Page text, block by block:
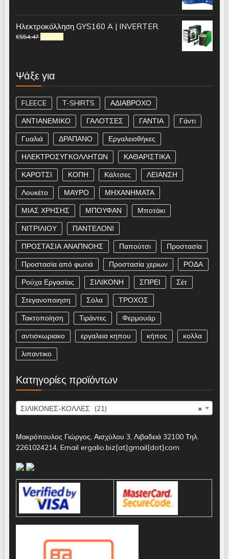
Ηλεκτροκόλληση GYS160 A | INVERTER.
€554.47 €400.00
Ψάξε για
FLEECE T-SHIRTS
ΑΔΙΑΒΡΟΧΟ
ΑΝΤΙΑΝΕΜΙΚΟ
ΓΑΛΟΤΣΕΣ ΓΑΝΤΙΑ
Γάντι
Γυαλιά
ΔΡΑΠΑΝΟ
Εργαλειοθήκες
ΗΛΕΚΤΡΟΣΥΓΚΟΛΛΗΤΩΝ
ΚΑΘΑΡΙΣΤΙΚΑ
ΚΑΡΟΤΣΙ
ΚΟΠΗ Κάλτσες
ΛΕΙΑΝΣΗ
Λουκέτο
ΜΑΥΡΟ
ΜΗΧΑΝΗΜΑΤΑ
ΜΙΑΣ ΧΡΗΣΗΣ
ΜΠΟΥΦΑΝ
Μποτάκι
ΝΙΤΡΙΛΙΟΥ
ΠΑΝΤΕΛΟΝΙ
ΠΡΟΣΤΑΣΙΑ ΑΝΑΠΝΟΗΣ
Παπούτσι
Προστασία
Προστασία από φωτιά
Προστασία χεριων
ΡΟΔΑ
Ρούχα Εργασίας
ΣΙΛΙΚΟΝΗ ΣΠΡΕΙ
Σέτ
Στεγανοποιηση
Σόλα
ΤΡΟΧΟΣ
Τακτοποίηση
Τιράντες
Φερμουάρ
αντισκωριακο
εργαλεια κηπου κήπος
κολλα
λιπαντικο
Κατηγορίες προϊόντων
×
ΣΙΛΙΚΟΝΕΣ-ΚΟΛΛΕΣ (21)
Μακρόπουλος Γιώργος, Αισχύλου 3, Λιβαδειά 32100 Τηλ.
2261024214, Email ergalio.biz[at]gmail[dot]com